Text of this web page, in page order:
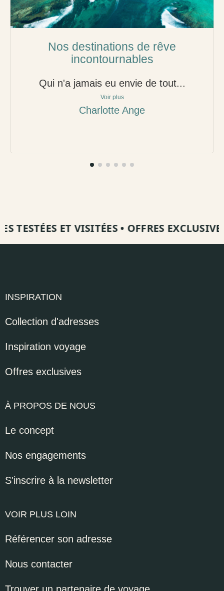
Nos destinations de rêve
incontournables
Qui n'a jamais eu envie de tout...
Voir plus
Charlotte Ange
ET VISITÉES •OFFRES EXCLUSIVES •
INSPIRATION
Collection d'adresses
Inspiration voyage
Offres exclusives
À PROPOS DE NOUS
Le concept
Nos engagements
S'inscrire à la newsletter
VOIR PLUS LOIN
Référencer son adresse
Nous contacter
Trouver un partenaire de voyage